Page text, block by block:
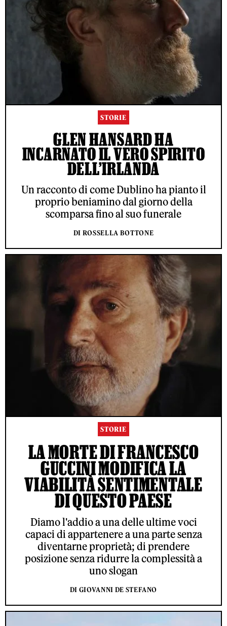
STORIE
GLEN HANSARD HA
INCARNATO IL VERO SPIRITO
DELL’IRLANDA
Un racconto di come Dublino ha pianto il
proprio beniamino dal giorno della
scomparsa fino al suo funerale
DI ROSSELLA BOTTONE
STORIE
LA MORTE DI FRANCESCO
GUCCINI MODIFICA LA
VIABILITÀ SENTIMENTALE
DI QUESTO PAESE
Diamo l'addio a una delle ultime voci
capaci di appartenere a una parte senza
diventarne proprietà; di prendere
posizione senza ridurre la complessità a
uno slogan
DI GIOVANNI DE STEFANO